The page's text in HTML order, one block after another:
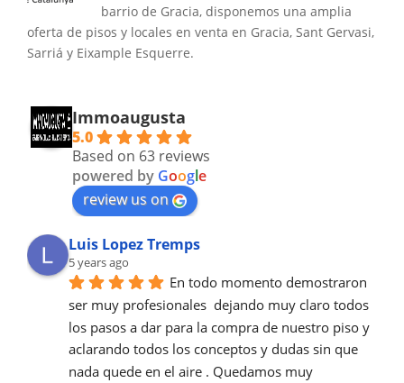
barrio de Gracia, disponemos una amplia
oferta de pisos y locales en venta en Gracia, Sant Gervasi,
Sarriá y Eixample Esquerre.
Immoaugusta
5.0
Based on 63 reviews
powered by Google
review us on
Luis Lopez Tremps
5 years ago
En todo momento demostraron
ser muy profesionales  dejando muy claro todos
los pasos a dar para la compra de nuestro piso y
aclarando todos los conceptos y dudas sin que
nada quede en el aire . Quedamos muy